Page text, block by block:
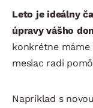
Leto je ideálny
úpravy vášho
konkrétne
mesiac radi
Napríklad s novou